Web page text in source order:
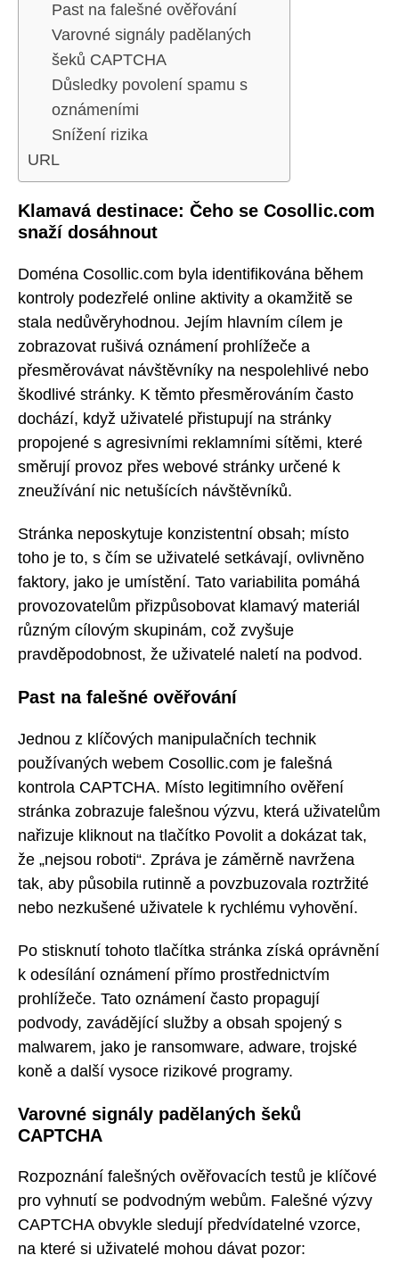
Past na falešné ověřování
Varovné signály padělaných
šeků CAPTCHA
Důsledky povolení spamu s
oznámeními
Snížení rizika
URL
Klamavá destinace: Čeho se Cosollic.com
snaží dosáhnout
Doména Cosollic.com byla identifikována během
kontroly podezřelé online aktivity a okamžitě se
stala nedůvěryhodnou. Jejím hlavním cílem je
zobrazovat rušivá oznámení prohlížeče a
přesměrovávat návštěvníky na nespolehlivé nebo
škodlivé stránky. K těmto přesměrováním často
dochází, když uživatelé přistupují na stránky
propojené s agresivními reklamními sítěmi, které
směrují provoz přes webové stránky určené k
zneužívání nic netušících návštěvníků.
Stránka neposkytuje konzistentní obsah; místo
toho je to, s čím se uživatelé setkávají, ovlivněno
faktory, jako je umístění. Tato variabilita pomáhá
provozovatelům přizpůsobovat klamavý materiál
různým cílovým skupinám, což zvyšuje
pravděpodobnost, že uživatelé naletí na podvod.
Past na falešné ověřování
Jednou z klíčových manipulačních technik
používaných webem Cosollic.com je falešná
kontrola CAPTCHA. Místo legitimního ověření
stránka zobrazuje falešnou výzvu, která uživatelům
nařizuje kliknout na tlačítko Povolit a dokázat tak,
že „nejsou roboti“. Zpráva je záměrně navržena
tak, aby působila rutinně a povzbuzovala roztržité
nebo nezkušené uživatele k rychlému vyhovění.
Po stisknutí tohoto tlačítka stránka získá oprávnění
k odesílání oznámení přímo prostřednictvím
prohlížeče. Tato oznámení často propagují
podvody, zavádějící služby a obsah spojený s
malwarem, jako je ransomware, adware, trojské
koně a další vysoce rizikové programy.
Varovné signály padělaných šeků
CAPTCHA
Rozpoznání falešných ověřovacích testů je klíčové
pro vyhnutí se podvodným webům. Falešné výzvy
CAPTCHA obvykle sledují předvídatelné vzorce,
na které si uživatelé mohou dávat pozor: